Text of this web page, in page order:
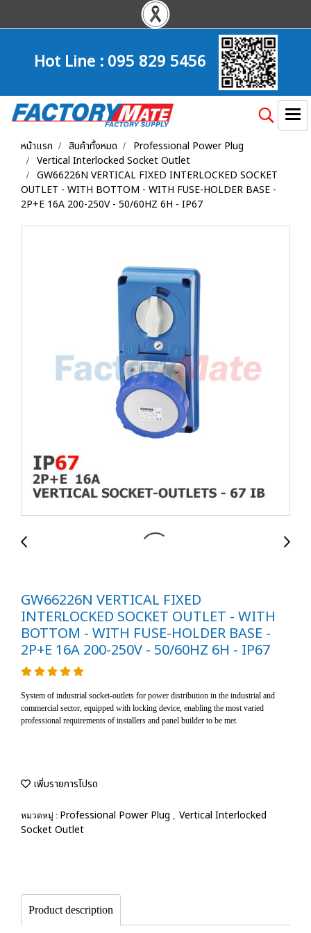
Hot Line :095 829 5456
หน้าแรก สินค้าทั้งหมด
Professional Power Plug
Vertical Interlocked Socket Outlet
GW66226N VERTICAL FIXED INTERLOCKED SOCKET
OUTLET - WITH BOTTOM - WITH FUSE-HOLDER BASE -
2P+E 16A 200-250V - 50/60HZ 6H - IP67
GW66226N VERTICAL FIXED
INTERLOCKED SOCKET OUTLET - WITH
BOTTOM - WITH FUSE-HOLDER BASE -
2P+E 16A 200-250V - 50/60HZ 6H - IP67
System of industrial socket-outlets for power distribution in the industrial and
commercial sector, equipped with locking device, enabling the most varied
professional requirements of installers and panel builder to be met.
เพิ่มรายการโปรด
หมวดหมู่ : Professional Power Plug , Vertical Interlocked
Socket Outlet
Product description